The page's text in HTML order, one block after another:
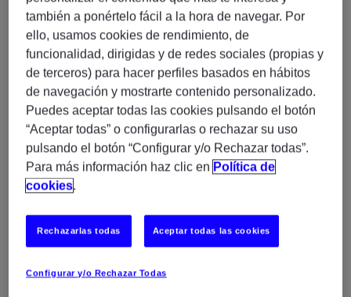
•Administración electrónica Junta de Andalucía (VEA,
TEJA, @firma, etc.)
•Gestión de peticiones en ITSM
•Transformación digital de Servicios TI
•Conocimientos técnicos: Backend Software
Development con Java, Spring Framework, Spring
Boot, Hibernate y frontend technologies con
PrimeFaces y Angular usando CI/CD tools (Jenkins,
Git, Docker, etc.)
también a ponértelo fácil a la hora de navegar. Por
ello, usamos cookies de rendimiento, de
funcionalidad, dirigidas y de redes sociales (propias y
de terceros) para hacer perfiles basados en hábitos
de navegación y mostrarte contenido personalizado.
Puedes aceptar todas las cookies pulsando el botón
“Aceptar todas” o configurarlas o rechazar su uso
pulsando el botón “Configurar y/o Rechazar todas”.
Para más información haz clic en Política de
cookies.
Configurar y/o Rechazar Todas
Rechazarlas todas Aceptar todas las cookies